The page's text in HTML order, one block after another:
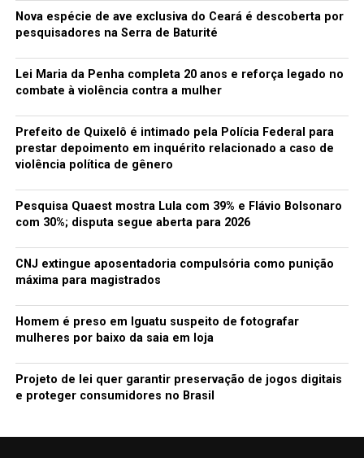
Nova espécie de ave exclusiva do Ceará é descoberta por
pesquisadores na Serra de Baturité
Lei Maria da Penha completa 20 anos e reforça legado no
combate à violência contra a mulher
Prefeito de Quixelô é intimado pela Polícia Federal para
prestar depoimento em inquérito relacionado a caso de
violência política de gênero
Pesquisa Quaest mostra Lula com 39% e Flávio Bolsonaro
com 30%; disputa segue aberta para 2026
CNJ extingue aposentadoria compulsória como punição
máxima para magistrados
Homem é preso em Iguatu suspeito de fotografar
mulheres por baixo da saia em loja
Projeto de lei quer garantir preservação de jogos digitais
e proteger consumidores no Brasil